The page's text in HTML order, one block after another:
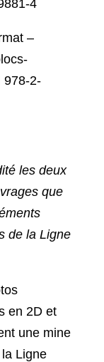
4
–
978-2-
les deux
que
de la Ligne
en 2D et
une mine
Ligne